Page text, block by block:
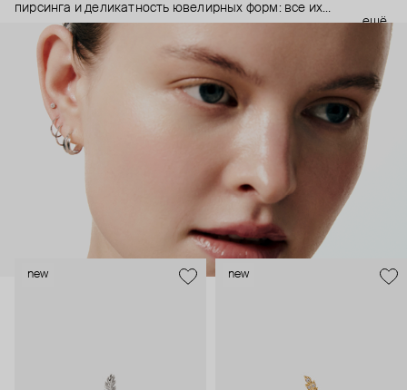
пирсинга и деликатность ювелирных форм: все их
украшения ручной работы. В процессе создания участвуют
как профессиональные пирсеры (они отвечают за
безопасность и эргономичность пирсинга), так и ювелирные
стилисты (благодаря им дизайн соответствует трендам, а
украшения легко сочетаются между собой).
Украшения AURIS – для тех, кто открыто выражает себя, но
делает это интеллигентно и по-взрослому.
ещё
new new